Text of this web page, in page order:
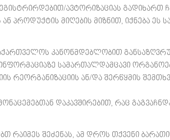
ავტორიზაციას გადიხართ
პროდუქტის მიღების მიზნით, იქნება
კანონმდებლობით
სამართალდამცავი
რეორგანიზაციის ან/და შერწყმის
დაკავშირებით, რაც
შეძენას, ამ დროს თქვენი